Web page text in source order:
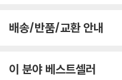
배송/반품/교환 안내
이 분야 베스트셀러